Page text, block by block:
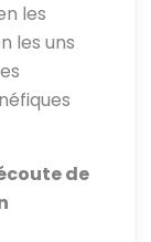
les
les uns
de